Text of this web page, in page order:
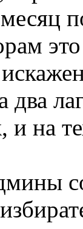
и на